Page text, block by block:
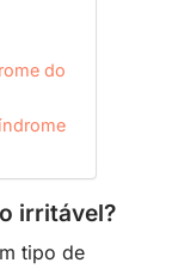
do
irritável?
tipo de